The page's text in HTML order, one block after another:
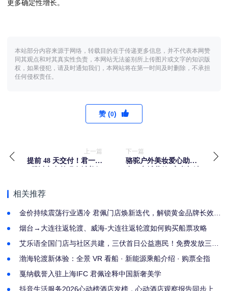
更多确定性增长。
本站部分内容来源于网络，转载目的在于传递更多信息，并不代表本网赞
同其观点和对其真实性负责，本网站无法鉴别所上传图片或文字的知识版
权，如果侵犯，请及时通知我们，本网站将在第一时间及时删除，不承担
任何侵权责任。
赞 (0)
上一篇
提前 48 天交付！君一控
下一篇
​骆驼户外美妆爱心助
相关推荐
金价持续震荡行业遇冷 君佩门店焕新迭代，解锁黄金品牌长效生
烟台→大连往返轮渡、威海-大连往返轮渡如何购买船票攻略
艾乐语全国门店与社区共建，三伏首日公益惠民！免费发放三伏
渤海轮渡新体验：全景 VR 看船 · 新能源乘船介绍 · 购票全指
戛纳载誉入驻上海IFC 君佩诠释中国新奢美学
抖音生活服务2026心动榜酒店发榜，心动酒店观察报告同步上